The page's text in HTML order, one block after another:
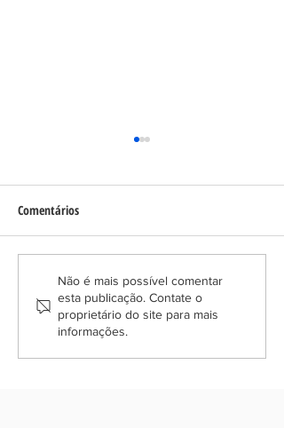
Golpe do PIX e Boleto Falso, o
banco pode ser obrigado a
indenizar?
Comentários
Não é mais possível comentar
esta publicação. Contate o
proprietário do site para mais
informações.